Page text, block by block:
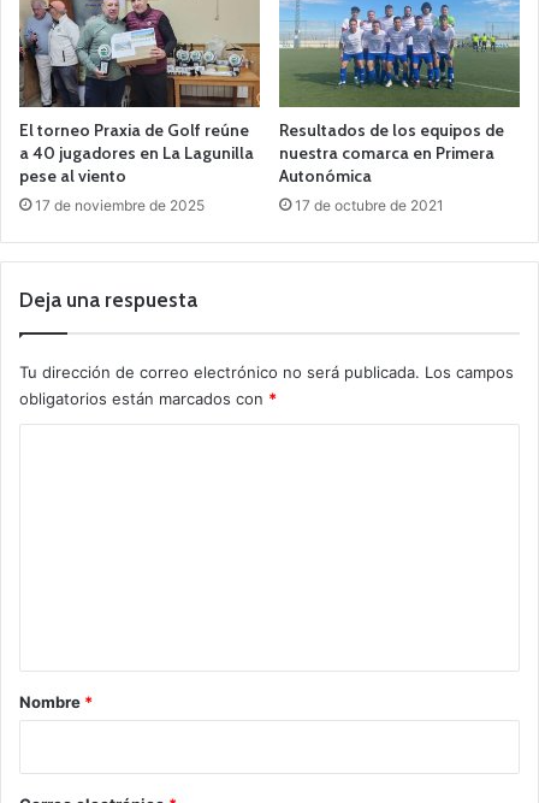
El torneo Praxia de Golf reúne
a 40 jugadores en La Lagunilla
pese al viento
17 de noviembre de 2025
Resultados de los equipos de
nuestra comarca en Primera
Autonómica
17 de octubre de 2021
Deja una respuesta
Tu dirección de correo electrónico no será publicada. Los campos
obligatorios están marcados con *
rNombre *